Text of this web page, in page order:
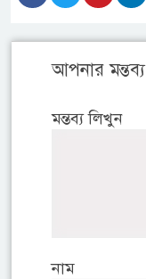
আপনার মন্তব্য
মন্তব্য লিখুন
নাম